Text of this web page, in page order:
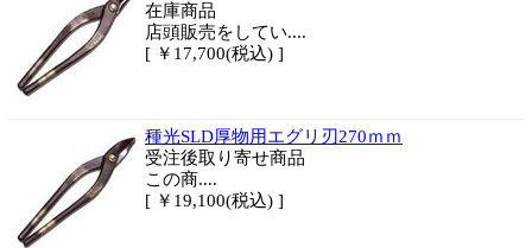
在庫商品
店頭販売をしてい....
[ ￥17,700(税込) ]
種光SLD厚物用エグリ刃270ｍｍ
受注後取り寄せ商品
この商....
[ ￥19,100(税込) ]